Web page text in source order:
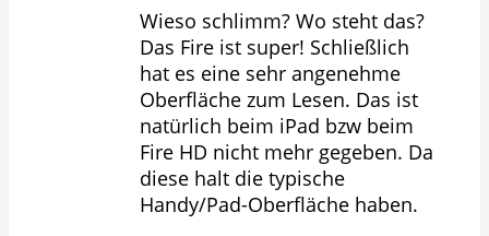
Wieso schlimm? Wo steht das?
Das Fire ist super! Schließlich
hat es eine sehr angenehme
Oberfläche zum Lesen. Das ist
natürlich beim iPad bzw beim
Fire HD nicht mehr gegeben. Da
diese halt die typische
Handy/Pad-Oberfläche haben.